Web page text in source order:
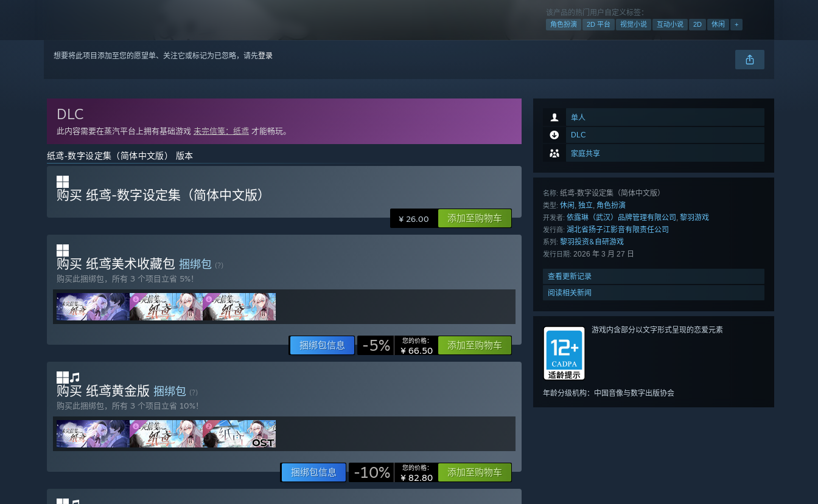
该产品的热门用户自定义标签：
角色扮演 2D 平台 视觉小说 互动小说 2D 休闲 +
想要将此项目添加至您的愿望单、关注它或标记为已忽略，请先登录
单人
DLC
家庭共享
名称: 纸鸢-数字设定集（简体中文版）
类型: 休闲, 独立, 角色扮演
开发者: 依露琳（武汉）品牌管理有限公司 , 黎羽游戏
发行商: 湖北省扬子江影音有限责任公司
系列: 黎羽投资&自研游戏
发行日期: 2026 年 3 月 27 日
查看更新记录
阅读相关新闻
游戏内含部分以文字形式呈现的恋爱元素
年龄分级机构：中国音像与数字出版协会
DLC
此内容需要在蒸汽平台上拥有基础游戏 未完信䇳：纸鸢 才能畅玩。
纸鸢-数字设定集（简体中文版） 版本
购买 纸鸢-数字设定集（简体中文版）
¥ 26.00 添加至购物车
购买 纸鸢美术收藏包 捆绑包 (?)
购买此捆绑包，所有 3 个项目立省 5%！
捆绑包信息 -5% 您的价格：
¥ 66.50 添加至购物车
购买 纸鸢黄金版 捆绑包 (?)
购买此捆绑包，所有 3 个项目立省 10%！
捆绑包信息 -10% 您的价格：
¥ 82.80 添加至购物车